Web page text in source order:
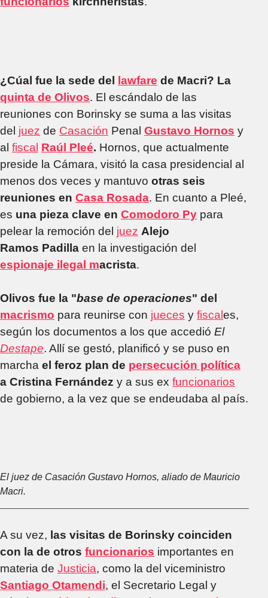
¿Cúal fue la sede del lawfare de Macri? La
quinta de Olivos. El escándalo de las
reuniones con Borinsky se suma a las visitas
del juez de Casación Penal Gustavo Hornos y
al fiscal Raúl Pleé. Hornos, que actualmente
preside la Cámara, visitó la casa presidencial al
menos dos veces y mantuvo otras seis
reuniones en Casa Rosada. En cuanto a Pleé,
es una pieza clave en Comodoro Py para
pelear la remoción del juez Alejo
Ramos Padilla en la investigación del
espionaje ilegal macrista.
Olivos fue la "base de operaciones" del
macrismo para reunirse con jueces y fiscal es,
según los documentos a los que accedió El
Destape. Allí se gestó, planificó y se puso en
marcha el feroz plan de persecución política
a Cristina Fernández y a sus ex funcionarios
de gobierno, a la vez que se endeudaba al país.
El juez de Casación Gustavo Hornos, aliado de Mauricio
Macri.
A su vez, las visitas de Borinsky coinciden
con la de otros funcionarios importantes en
materia de Justicia, como la del viceministro
Santiago Otamendi, el Secretario Legal y